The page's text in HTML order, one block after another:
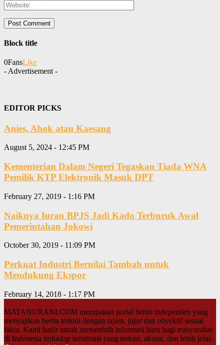
Block title
0FansLike
- Advertisement -
EDITOR PICKS
Anies, Ahok atau Kaesang
August 5, 2024 - 12:45 PM
Kementerian Dalam Negeri Tegaskan Tiada WNA
Pemilik KTP Elektronik Masuk DPT
February 27, 2019 - 1:16 PM
Naiknya Iuran BPJS Jadi Kado Terburuk Awal
Pemerintahan Jokowi
October 30, 2019 - 11:09 PM
Perkuat Industri Bernilai Tambah untuk
Mendukung Ekspor
February 14, 2018 - 1:17 PM
MATANURANI.COM merupakan portal berita independen yang
menyajikan berita terkini dengan tajam, jujur dan obyektif sesuai
fakta. Kami hadir untuk menambah informasi baru bagi masyarakat
di Indonesia terhadap informasi yang terkini, akurat, dan lebih jelas.